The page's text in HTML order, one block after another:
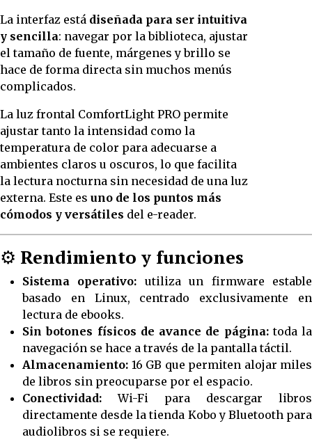
La interfaz está diseñada para ser intuitiva
y sencilla: navegar por la biblioteca, ajustar
el tamaño de fuente, márgenes y brillo se
hace de forma directa sin muchos menús
complicados.
La luz frontal ComfortLight PRO permite
ajustar tanto la intensidad como la
temperatura de color para adecuarse a
ambientes claros u oscuros, lo que facilita
la lectura nocturna sin necesidad de una luz
externa. Este es uno de los puntos más
cómodos y versátiles del e-reader.
⚙️ Rendimiento y funciones
Sistema operativo: utiliza un firmware estable
basado en Linux, centrado exclusivamente en
lectura de ebooks.
Sin botones físicos de avance de página:toda la
navegación se hace a través de la pantalla táctil.
Almacenamiento: 16 GB que permiten alojar miles
de libros sin preocuparse por el espacio.
Conectividad: Wi-Fi para descargar libros
directamente desde la tienda Kobo y Bluetooth para
audiolibros si se requiere.